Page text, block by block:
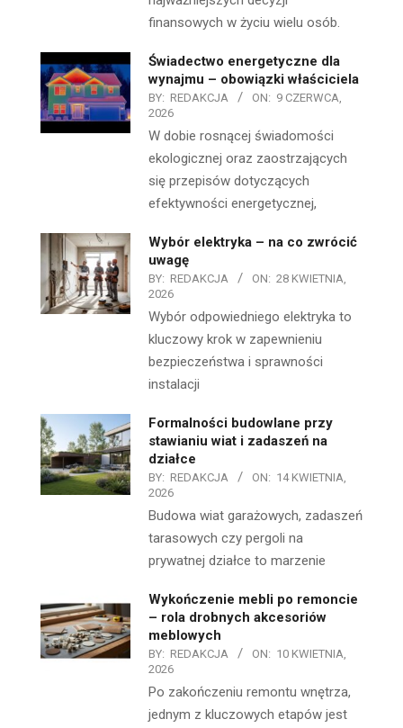
finansowych w życiu wielu osób.
Świadectwo energetyczne dla
wynajmu – obowiązki właściciela
BY: REDAKCJA ON: 9 CZERWCA,
2026
W dobie rosnącej świadomości
ekologicznej oraz zaostrzających
się przepisów dotyczących
efektywności energetycznej,
Wybór elektryka – na co zwrócić
uwagę
BY: REDAKCJA ON: 28 KWIETNIA,
2026
Wybór odpowiedniego elektryka to
kluczowy krok w zapewnieniu
bezpieczeństwa i sprawności
instalacji
Formalności budowlane przy
stawianiu wiat i zadaszeń na
działce
BY: REDAKCJA ON: 14 KWIETNIA,
2026
Budowa wiat garażowych, zadaszeń
tarasowych czy pergoli na
prywatnej działce to marzenie
Wykończenie mebli po remoncie
– rola drobnych akcesoriów
meblowych
BY: REDAKCJA ON: 10 KWIETNIA,
2026
Po zakończeniu remontu wnętrza,
jednym z kluczowych etapów jest